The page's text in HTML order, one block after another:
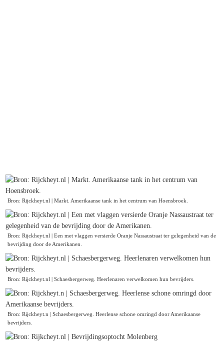
Bron: Rijckheyt.nl | Markt. Amerikaanse tank in het centrum van Hoensbroek.
Bron: Rijckheyt.nl | Een met vlaggen versierde Oranje Nassaustraat ter gelegenheid van de
bevrijding door de Amerikanen.
Bron: Rijckheyt.nl | Schaesbergerweg. Heerlenaren verwelkomen hun bevrijders.
Bron: Rijckheyt.n | Schaesbergerweg. Heerlense schone omringd door Amerikaanse
bevrijders.